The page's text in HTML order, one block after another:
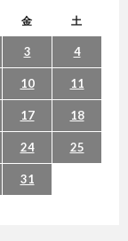
金 土
3 4
10 11
17 18
24 25
31